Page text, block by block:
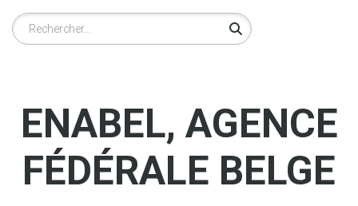
Rechercher
ENABEL, AGENCE
FÉDÉRALE BELGE